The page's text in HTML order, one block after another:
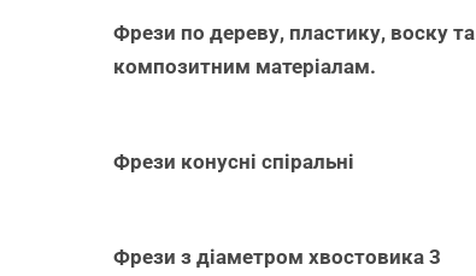
Фрези по дереву, пластику, воску та
композитним матеріалам.
Фрези конусні спіральні
Фрези з діаметром хвостовика 3